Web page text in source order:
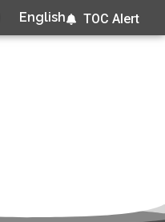
English TOC Alert